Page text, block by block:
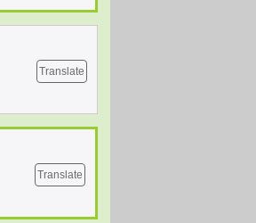
Translate
Translate